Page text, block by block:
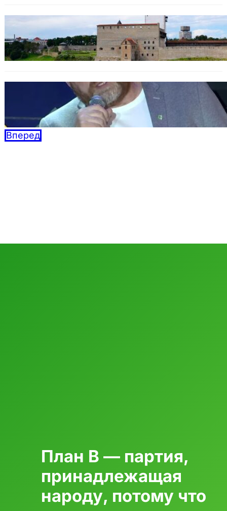
Программа в Нарве: Plaan B Narva Linna
Pulss – Новая жизнь для Нарвы!
08.10.2025
Дебаты BAZAR: Кандидатов по осени
считают
04.09.2025
Вперед
План B — партия,
принадлежащая
народу, потому что